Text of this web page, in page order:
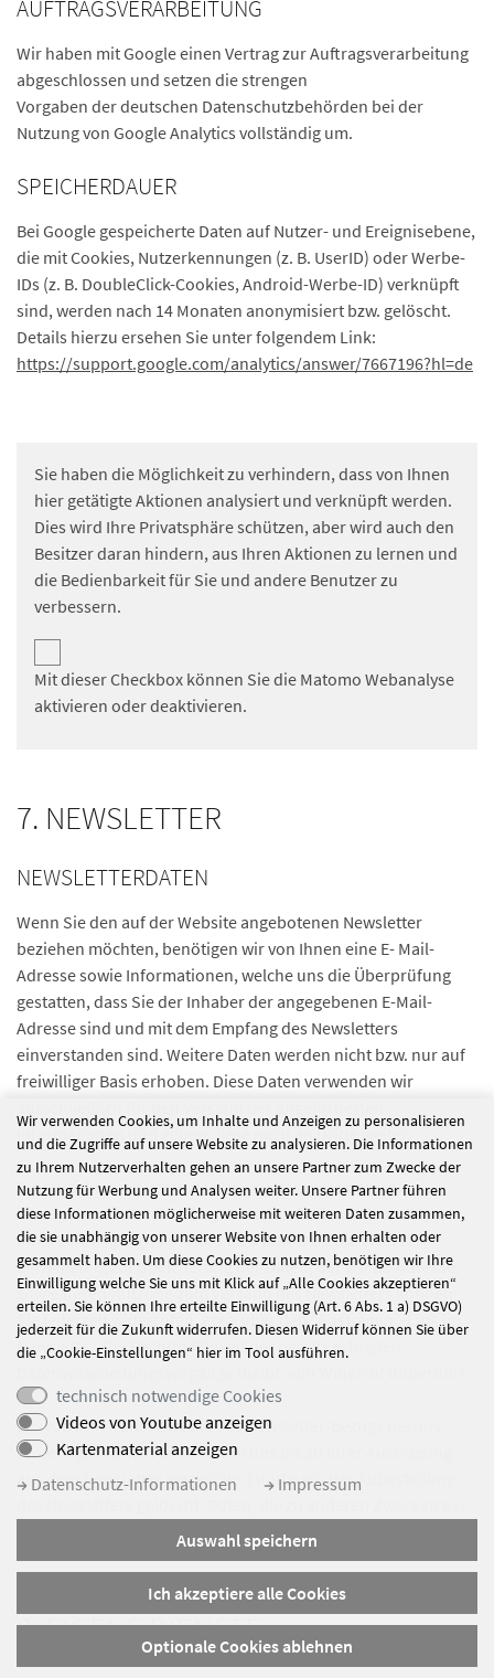
AUFTRAGSVERARBEITUNG
Wir haben mit Google einen Vertrag zur Auftragsverarbeitung
abgeschlossen und setzen die strengen
Vorgaben der deutschen Datenschutzbehörden bei der
Nutzung von Google Analytics vollständig um.
SPEICHERDAUER
Bei Google gespeicherte Daten auf Nutzer- und Ereignisebene,
die mit Cookies, Nutzerkennungen (z. B. UserID) oder Werbe-
IDs (z. B. DoubleClick-Cookies, Android-Werbe-ID) verknüpft
sind, werden nach 14 Monaten anonymisiert bzw. gelöscht.
Details hierzu ersehen Sie unter folgendem Link:
https://support.google.com/analytics/answer/7667196?hl=de
Sie haben die Möglichkeit zu verhindern, dass von Ihnen
hier getätigte Aktionen analysiert und verknüpft werden.
Dies wird Ihre Privatsphäre schützen, aber wird auch den
Besitzer daran hindern, aus Ihren Aktionen zu lernen und
die Bedienbarkeit für Sie und andere Benutzer zu
verbessern.
Mit dieser Checkbox können Sie die Matomo Webanalyse
aktivieren oder deaktivieren.
7. NEWSLETTER
NEWSLETTERDATEN
Wenn Sie den auf der Website angebotenen Newsletter
beziehen möchten, benötigen wir von Ihnen eine E- Mail-
Adresse sowie Informationen, welche uns die Überprüfung
gestatten, dass Sie der Inhaber der angegebenen E-Mail-
Adresse sind und mit dem Empfang des Newsletters
einverstanden sind. Weitere Daten werden nicht bzw. nur auf
freiwilliger Basis erhoben. Diese Daten verwenden wir
Informationen und geben diese nicht an Dritte weiter.
Die Verarbeitung der in das Newsletteranmeldeformular
eingegebenen Daten erfolgt ausschließlich auf Grundlage
Ihrer Einwilligung (§ 6 Abs. 1 lit. a KDR-OG). Die erteilte
Einwilligung zur Speicherung der Daten, der E-Mail-Adresse
sowie deren Nutzung zum Versand des Newsletters können
Sie jederzeit widerrufen, etwa über den "Austragen"-Link im
Newsletter. Die Rechtmäßigkeit der bereits erfolgten
Die von Ihnen zum Zwecke des Newsletter-Bezugs bei uns
hinterlegten Daten werden von uns bis zu Ihrer Austragung
aus dem Newsletter gespeichert und nach der Abbestellung
uns gespeichert wurden bleiben hiervon unberührt.
8. EIGENE DIENSTE
Wir verwenden Cookies, um Inhalte und Anzeigen zu personalisieren
und die Zugriffe auf unsere Website zu analysieren. Die Informationen
zu Ihrem Nutzerverhalten gehen an unsere Partner zum Zwecke der
Nutzung für Werbung und Analysen weiter. Unsere Partner führen
diese Informationen möglicherweise mit weiteren Daten zusammen,
die sie unabhängig von unserer Website von Ihnen erhalten oder
gesammelt haben. Um diese Cookies zu nutzen, benötigen wir Ihre
Einwilligung welche Sie uns mit Klick auf „Alle Cookies akzeptieren“
erteilen. Sie können Ihre erteilte Einwilligung (Art. 6 Abs. 1 a) DSGVO)
jederzeit für die Zukunft widerrufen. Diesen Widerruf können Sie über
die „Cookie-Einstellungen“ hier im Tool ausführen.
technisch notwendige Cookies
Videos von Youtube anzeigen
Kartenmaterial anzeigen
Datenschutz-Informationen
Impressum
Auswahl speichern
Ich akzeptiere alle Cookies
Optionale Cookies ablehnen